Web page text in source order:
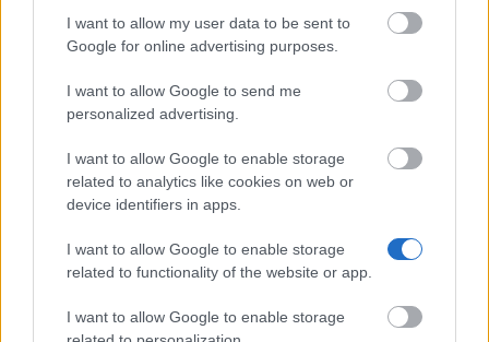
I want to allow my user data to be sent to
Google for online advertising purposes.
I want to allow Google to send me
personalized advertising.
I want to allow Google to enable storage
related to analytics like cookies on web or
device identifiers in apps.
I want to allow Google to enable storage
related to functionality of the website or app.
I want to allow Google to enable storage
Freecash recension 2026 — är Freecash seriöst? Vår granskning
Tjäna extra pengar 2026 — 15 smarta sätt att skaffa en
Betalda undersökningar Sverige 2026 — 19 seriösa paneler att
tjäna pengar på enkäter
Popular Articles
(aktiv flik)Commented